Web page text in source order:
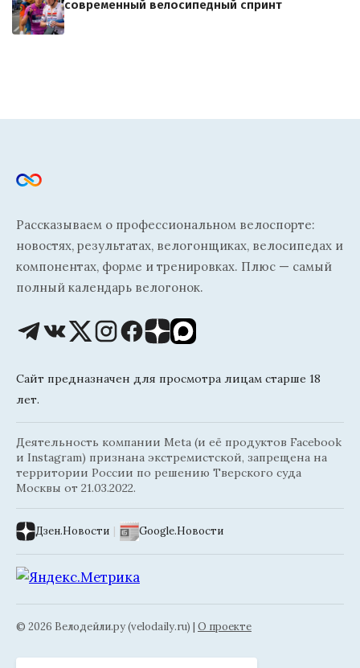
современный велосипедный спринт
Рассказываем о профессиональном велоспорте:
новостях, результатах, велогонщиках, велосипедах и
компонентах, форме и тренировках. Плюс — самый
полный календарь велогонок.
Сайт предназначен для просмотра лицам старше 18
лет.
Деятельность компании Meta (и её продуктов Facebook
и Instagram) признана экстремистской, запрещена на
территории России по решению Тверского суда
Москвы от 21.03.2022.
Дзен.Новости | Google.Новости
© 2026 Велодейли.ру (velodaily.ru) | О проекте